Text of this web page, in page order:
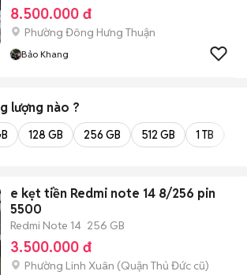
8.500.000 đ
Phường Đông Hưng Thuận
Bảo Khang
lượng nào ?
128 GB 256 GB 512 GB 1 TB
e kẹt tiền Redmi note 14 8/256 pin
5500
Redmi Note 14 256 GB
3.500.000 đ
Phường Linh Xuân (Quận Thủ Đức cũ)